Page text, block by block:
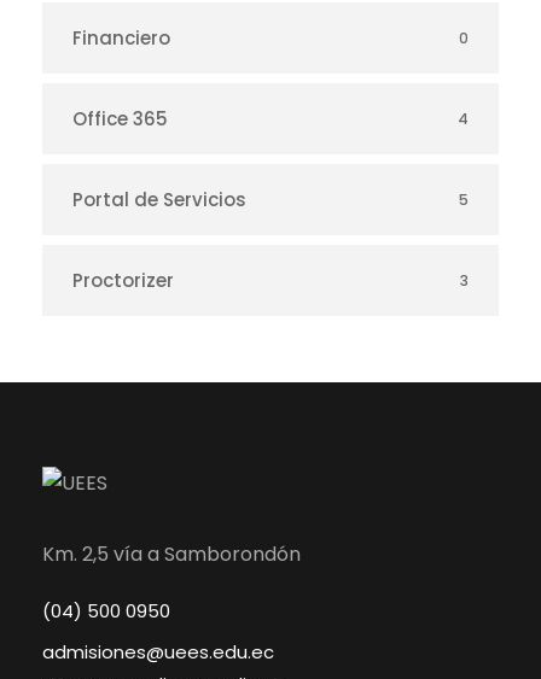
Financiero 0
Office 365 4
Portal de Servicios 5
Proctorizer 3
Km. 2,5 vía a Samborondón
(04) 500 0950
admisiones@uees.edu.ec